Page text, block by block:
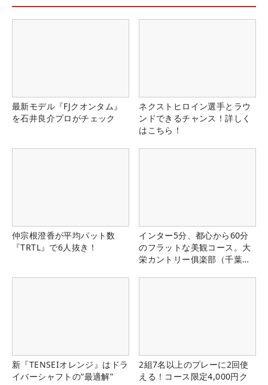
最新モデル『FJクオンタム』
を石井良介プロがチェック
ネクストヒロイン選手とラウ
ンドできるチャンス！詳しく
はこちら！
仲宗根澄香が平均パット数
『TRTL』で6人抜き！
インター5分、都心から60分
のフラットな美観コース。大
栄カントリー俱楽部（千葉
新『TENSEIオレンジ』はドラ
イバーシャフトの“最適解”
2組7名以上のプレーに2回使
える！コース限定4,000円ク